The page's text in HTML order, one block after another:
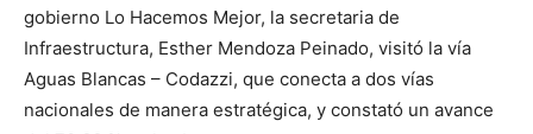
gobierno Lo Hacemos Mejor, la secretaria de
Infraestructura, Esther Mendoza Peinado, visitó la vía
Aguas Blancas – Codazzi, que conecta a dos vías
nacionales de manera estratégica, y constató un avance